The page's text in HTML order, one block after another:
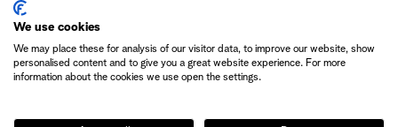
Kontakt
kontakt@gastriklandsbesoksnaring.se
We use cookies
We may place these for analysis of our visitor data, to improve our website, show
personalised content and to give you a great website experience. For more
information about the cookies we use open the settings.